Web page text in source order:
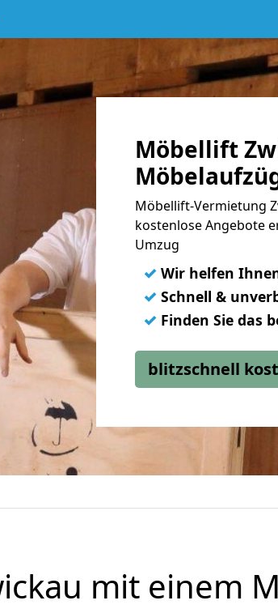
Möbellift
Möbellift-Vermietung
kostenlose Angebote
Umzug
✓ Wir helfen
✓ Schnell &
✓ Finden Sie das
blitzschnell
mit einem